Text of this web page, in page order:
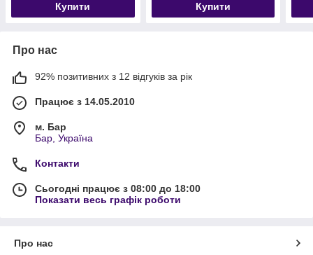
Купити Купити
Про нас
92% позитивних з 12 відгуків за рік
Працює з 14.05.2010
м. Бар
Бар, Україна
Контакти
Сьогодні працює з 08:00 до 18:00
Показати весь графік роботи
Про нас